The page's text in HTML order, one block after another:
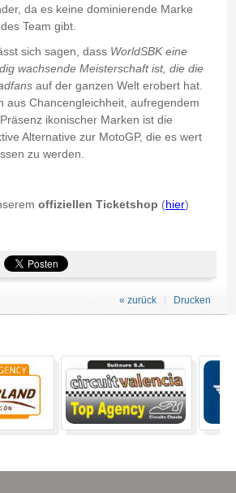
da es keine dominierende Marke
Team gibt.
sich sagen, dass WorldSBK eine
wachsende Meisterschaft ist, die die
auf der ganzen Welt erobert hat.
aus Chancengleichheit, aufregendem
ikonischer Marken ist die
Alternative zur MotoGP, die es wert
zu werden.
offiziellen Ticketshop (hier)
Drucken
« zurück